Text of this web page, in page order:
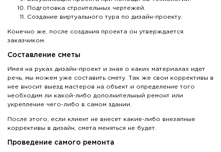
Подготовка строительных чертежей.
Создание виртуального тура по дизайн-проекту.
Конечно же, после создания проекта он утверждается
заказчиком.
Составление сметы
Имея на руках дизайн-проект и зная о каких материалах идет
речь, мы можем уже составить смету. Так же свои коррективы в
нее вносит выезд мастеров на объект и определение того
необходим ли какой-либо дополнительный ремонт или
укрепление чего-либо в самом здании.
После этого, если клиент не внесет какие-либо внезапные
коррективы в дизайн, смета меняться не будет.
Проведение самого ремонта